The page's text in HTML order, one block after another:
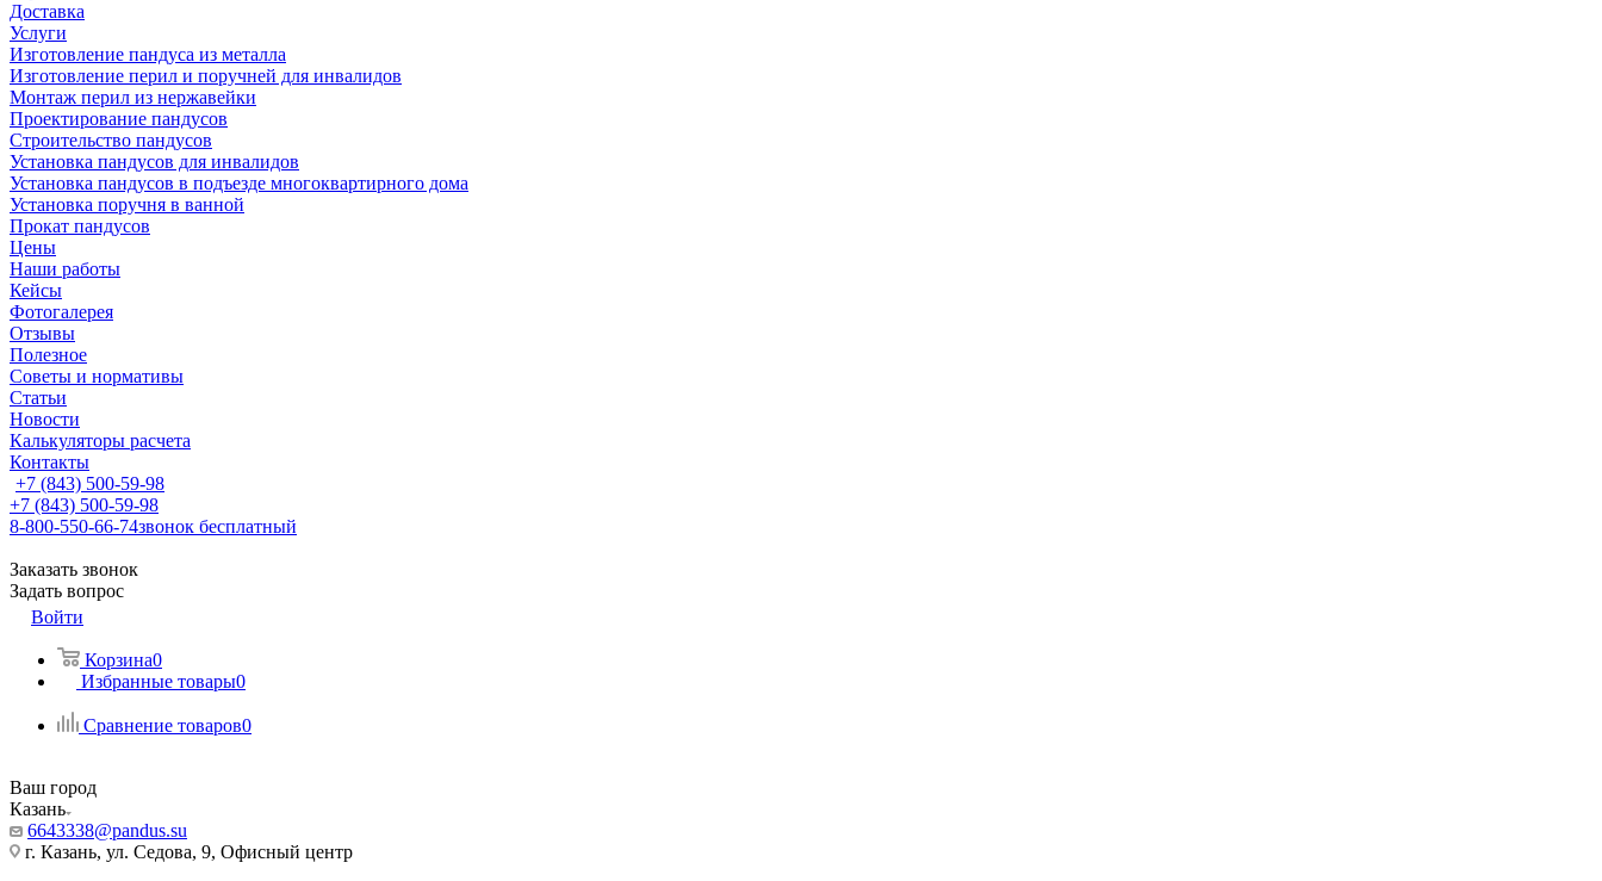
Доставка
Услуги
Изготовление пандуса из металла
Изготовление перил и поручней для инвалидов
Монтаж перил из нержавейки
Проектирование пандусов
Строительство пандусов
Установка пандусов для инвалидов
Установка пандусов в подъезде многоквартирного дома
Установка поручня в ванной
Прокат пандусов
Цены
Наши работы
Кейсы
Фотогалерея
Отзывы
Полезное
Советы и нормативы
Статьи
Новости
Калькуляторы расчета
Контакты
+7 (843) 500-59-98
+7 (843) 500-59-98
8-800-550-66-74звонок бесплатный
Заказать звонок
Задать вопрос
Войти
Корзина0
Избранные товары0
Сравнение товаров0
Ваш город
Казань
6643338@pandus.su
г. Казань, ул. Седова, 9, Офисный центр